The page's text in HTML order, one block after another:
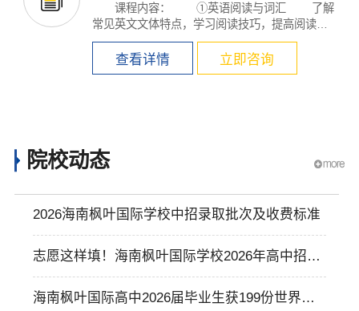
课程内容： ①英语阅读与词汇 了解
常见英文文体特点，学习阅读技巧，提高阅读能
力，...
查看详情 立即咨询
院校动态
2026海南枫叶国际学校中招录取批次及收费标准
志愿这样填！海南枫叶国际学校2026年高中招生
志愿填报指南
海南枫叶国际高中2026届毕业生获199份世界各